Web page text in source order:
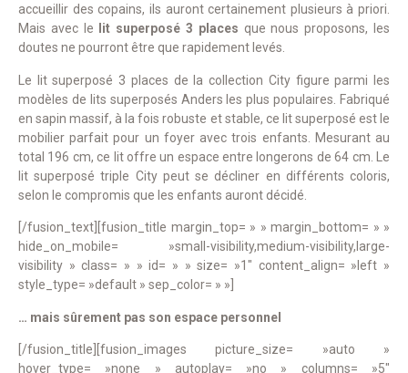
accueillir des copains, ils auront certainement plusieurs à priori.
Mais avec le
lit superposé 3 places que nous proposons, les
doutes ne pourront être que rapidement levés.
Le lit superposé 3 places de la collection City figure parmi les
modèles de lits superposés Anders les plus populaires. Fabriqué
en sapin massif, à la fois robuste et stable, ce lit superposé est le
mobilier parfait pour un foyer avec trois enfants. Mesurant au
total 196 cm, ce lit offre un espace entre longerons de 64 cm. Le
lit superposé triple City peut se décliner en différents coloris,
selon le compromis que les enfants auront décidé.
[/fusion_text][fusion_title margin_top= » » margin_bottom= » »
hide_on_mobile= »small-visibility,medium-visibility,large-
visibility » class= » » id= » » size= »1″ content_align= »left »
style_type= »default » sep_color= » »]
… mais sûrement pas son espace personnel
[/fusion_title][fusion_images picture_size= »auto »
hover_type= »none » autoplay= »no » columns= »5″